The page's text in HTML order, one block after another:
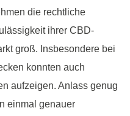
die rechtliche
ihrer CBD-
groß. Insbesondere bei
konnten auch
aufzeigen. Anlass genug
einmal genauer